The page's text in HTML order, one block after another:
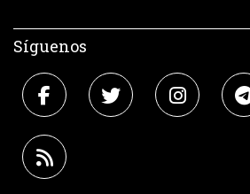
Síguenos